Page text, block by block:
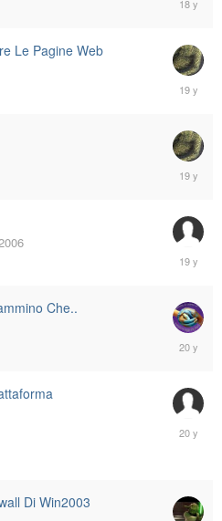
13,
Le Pagine Web
June
9,
March
18,
4,
Che..
July
19,
June
28,
Di Win2003